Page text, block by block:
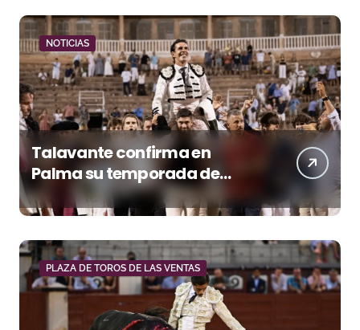
NOTICIAS
Talavante confirma en
Palma su temporada de
figura y el palco niega el
premio a Roca Rey
PLAZA DE TOROS DE LAS VENTAS